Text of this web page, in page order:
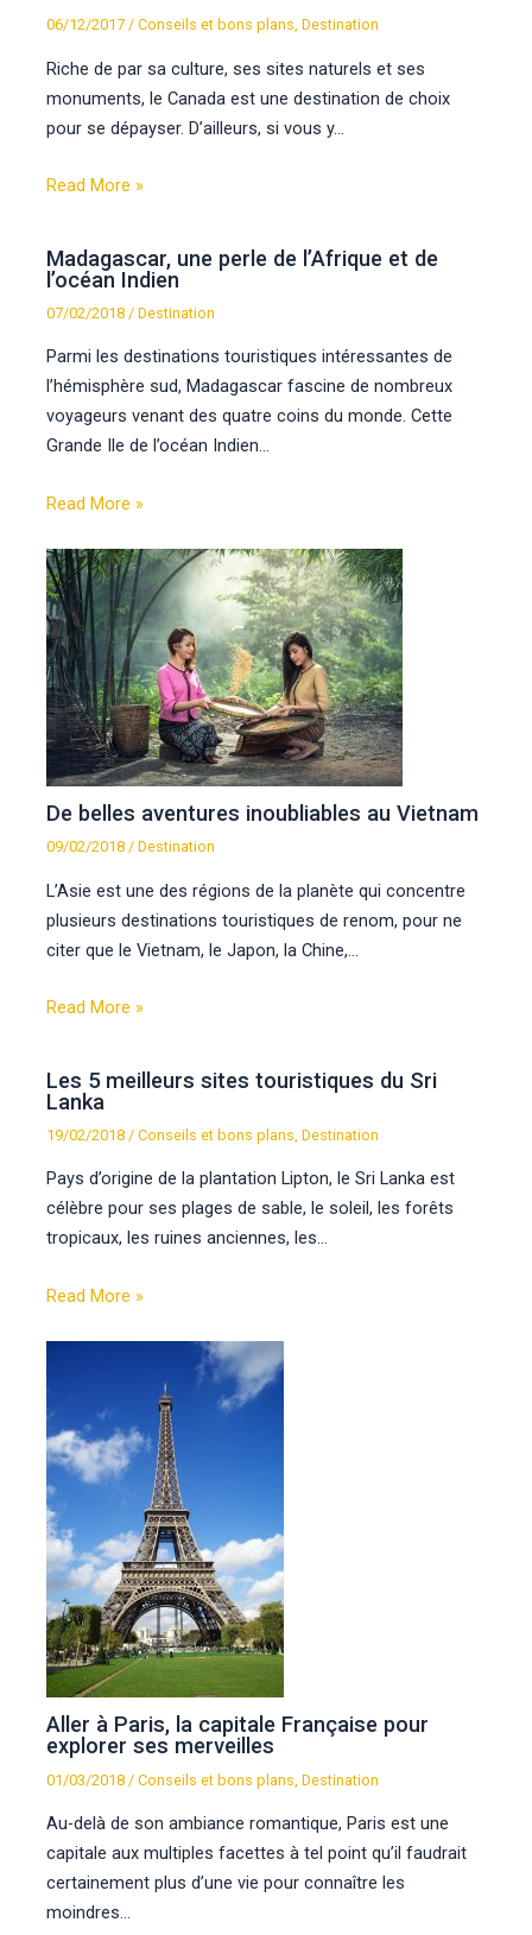
06/12/2017/Conseils et bons plans,Destination
Riche de par sa culture, ses sites naturels et ses
monuments, le Canada est une destination de choix
pour se dépayser. D’ailleurs, si vous y…
Read More »
Madagascar, une perle de l’Afrique et de
l’océan Indien
07/02/2018 /Destination
Parmi les destinations touristiques intéressantes de
l’hémisphère sud, Madagascar fascine de nombreux
voyageurs venant des quatre coins du monde. Cette
Grande Ile de l’océan Indien…
Read More »
De belles aventures inoubliables au Vietnam
09/02/2018/Destination
L’Asie est une des régions de la planète qui concentre
plusieurs destinations touristiques de renom, pour ne
citer que le Vietnam, le Japon, la Chine,…
Read More »
Les 5 meilleurs sites touristiques du Sri
Lanka
19/02/2018 /Conseils et bons plans ,Destination
Pays d’origine de la plantation Lipton, le Sri Lanka est
célèbre pour ses plages de sable, le soleil, les forêts
tropicaux, les ruines anciennes, les…
Read More »
Aller à Paris, la capitale Française pour
explorer ses merveilles
01/03/2018 /Conseils et bons plans ,Destination
Au-delà de son ambiance romantique, Paris est une
capitale aux multiples facettes à tel point qu’il faudrait
certainement plus d’une vie pour connaître les
moindres…